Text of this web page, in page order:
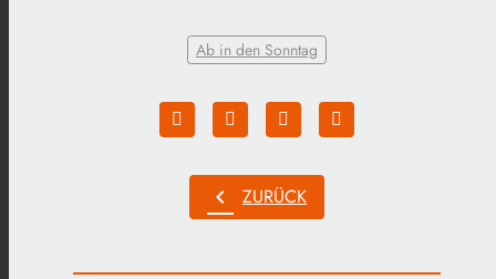
Ab in den Sonntag
chevron_left ZURÜCK